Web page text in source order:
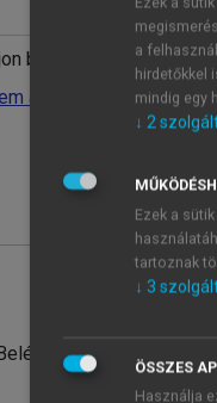
belépve
a jelszavamat
Belépés intézményi
a
hirdetőkkel
mindig egy
↓ 2
Ezek a
tartoznak
↓ 3
ÖSSZES
Használja